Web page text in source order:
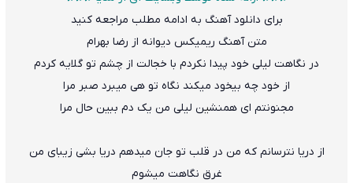
برای دانلود آهنگ به ادامه مطلب مراجعه کنید
متنآهنگ ریمیکس دیوانه از رضا بهرام
در نگاهت لیلی خود پیدا نکردم با خجالت از چشم تو گلایه کردم
از خود چه بیخود میکند نگاه تو هی میبرد صبر مرا
مجنونتم ای همنشین لیلی من یک دم ببین حال مرا
از دریا نترسانم که من در قلب تو جان میدهم دریا بشی زیبای من
غرق نگاهت میشوم